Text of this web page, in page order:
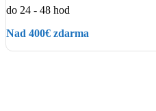
do 24 - 48 hod
Nad 400€ zdarma